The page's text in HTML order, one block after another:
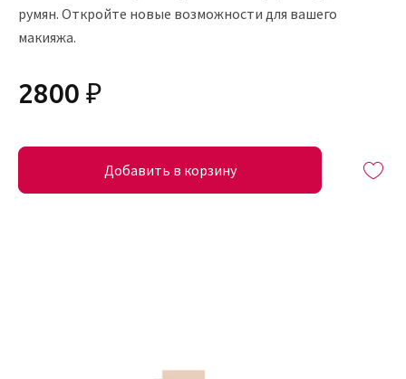
румян. Откройте новые возможности для вашего
макияжа.
2800 ₽
Добавить в корзину